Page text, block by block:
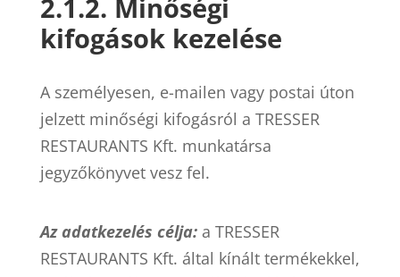
2.1.2. Minőségi
kifogások kezelése
A személyesen, e-mailen vagy postai úton
jelzett minőségi kifogásról a TRESSER
RESTAURANTS Kft. munkatársa
jegyzőkönyvet vesz fel.
Az adatkezelés célja: a TRESSER
RESTAURANTS Kft. által kínált termékekkel,